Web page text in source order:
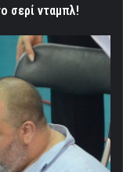
σερί νταμπλ!